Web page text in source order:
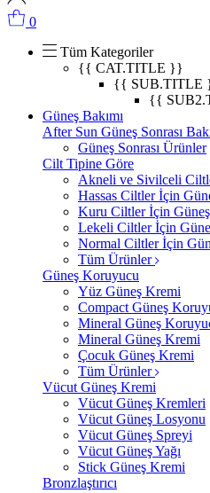
0
Tüm Kategoriler
{{ CAT.TITLE }}
{{ SUB.TITLE
{{
Güneş Bakımı
After Sun Güneş Sonrası
Güneş Sonrası Ürünler
Cilt Tipine Göre
Akneli ve Sivilceli
Hassas Ciltler İçin
Kuru Ciltler İçin
Lekeli Ciltler İçin
Normal Ciltler İçin
Tüm Ürünler
Güneş Koruyucu
Yüz Güneş Kremi
Compact Güneş
Mineral Güneş
Mineral Güneş Kremi
Çocuk Güneş Kremi
Tüm Ürünler
Vücut Güneş Kremi
Vücut Güneş Kremleri
Vücut Güneş Losyonu
Vücut Güneş Spreyi
Vücut Güneş Yağı
Stick Güneş Kremi
Bronzlaştırıcı